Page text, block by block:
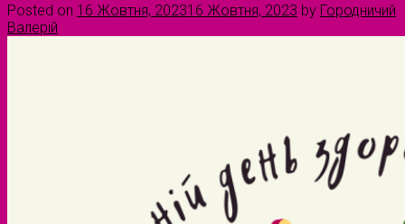
Posted on 16 Жовтня, 202316 Жовтня, 2023 by Городничий
Валерій